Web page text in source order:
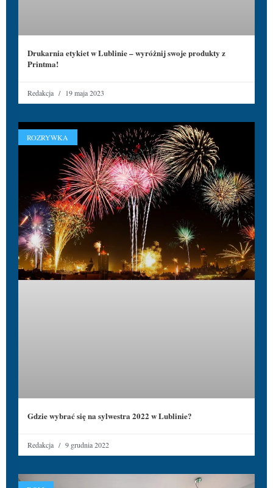
Drukarnia etykiet w Lublinie – wyróżnij swoje produkty z
Printma!
Redakcja 19 maja 2023
ROZRYWKA
Gdzie wybrać się na sylwestra 2022 w Lublinie?
Redakcja 9 grudnia 2022